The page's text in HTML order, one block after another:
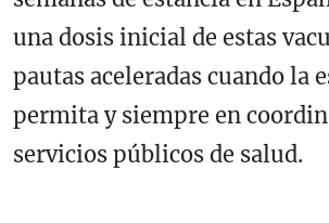
una dosis inicial de estas
pautas aceleradas cuando la
permita y siempre en
servicios públicos de salud.